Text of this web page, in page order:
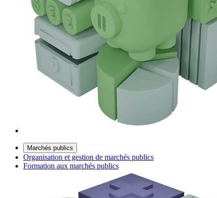
Marchés publics
Organisation et gestion de marchés publics
Formation aux marchés publics